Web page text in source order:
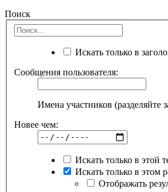
Поиск
Искать только в
Сообщения пользователя:
Имена участников (разделяйте
Новее чем:
Искать только в этой
Искать только в этом
Отображать